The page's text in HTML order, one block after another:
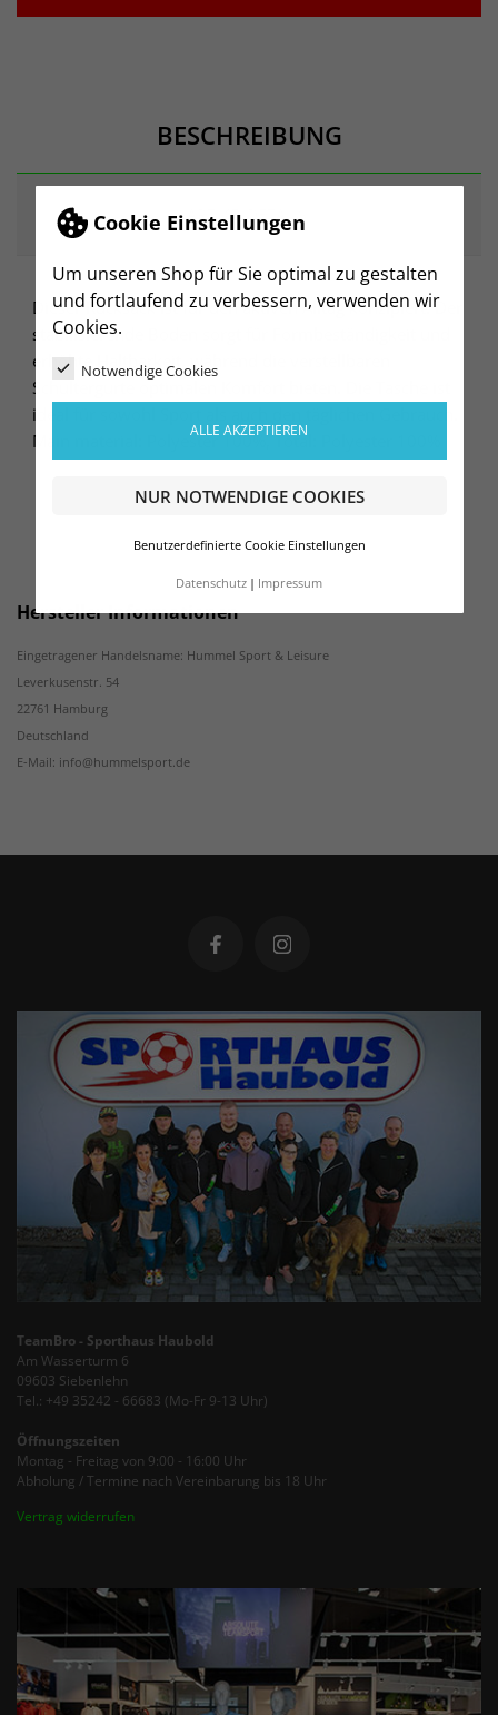
Cookie Einstellungen
Um unseren Shop für Sie optimal zu gestalten
und fortlaufend zu verbessern, verwenden wir
Cookies.
Notwendige Cookies
ALLE AKZEPTIEREN
NUR NOTWENDIGE COOKIES
Benutzerdefinierte Cookie Einstellungen
Datenschutz Impressum
BESCHREIBUNG
ARTIKELDETAILS
Dieser Rucksack ist für den aktiven Alltag konzipiert. Der
stabilisierende Boden sorgt für Formbeständigkeit und
erhöhte Haltbarkeit, während die verstellbaren
Schultergurte optimalen Komfort bieten. Die Tasche ist
ideal für sowohl Sport als auch den täglichen Gebrauch.
Main material: Polyester 100%, Total: Polyester 100%
Hersteller Informationen
Eingetragener Handelsname: Hummel Sport & Leisure
Leverkusenstr. 54
22761 Hamburg
Deutschland
E-Mail: info@hummelsport.de
TeamBro - Sporthaus Haubold
Am Wasserturm 6
09603 Siebenlehn
Tel.: +49 35242 - 66683 (Mo-Fr 9-13 Uhr)
Öffnungszeiten
Montag - Freitag von 9:00 - 16:00 Uhr
Abholung / Termine nach Vereinbarung bis 18 Uhr
Vertrag widerrufen